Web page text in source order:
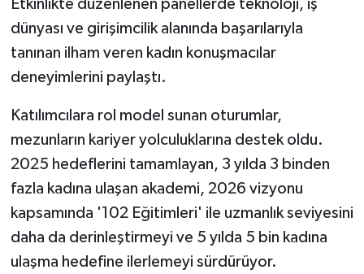
Etkinlikte düzenlenen panellerde teknoloji, iş
dünyası ve girişimcilik alanında başarılarıyla
tanınan ilham veren kadın konuşmacılar
deneyimlerini paylaştı.
Katılımcılara rol model sunan oturumlar,
mezunların kariyer yolculuklarına destek oldu.
2025 hedeflerini tamamlayan, 3 yılda 3 binden
fazla kadına ulaşan akademi, 2026 vizyonu
kapsamında '102 Eğitimleri' ile uzmanlık seviyesini
daha da derinleştirmeyi ve 5 yılda 5 bin kadına
ulaşma hedefine ilerlemeyi sürdürüyor.